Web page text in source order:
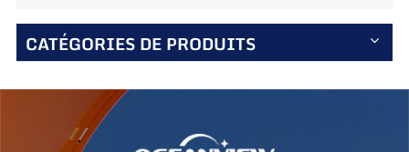
CATÉGORIES DE PRODUITS